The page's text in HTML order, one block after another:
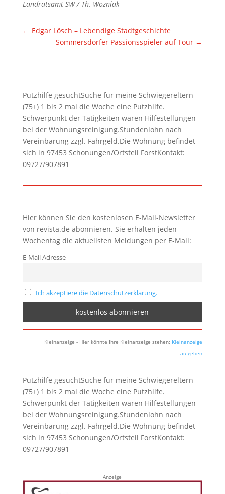
Landratsamt SW / Th. Wozniak
← Edgar Lösch – Lebendige Stadtgeschichte
Sömmersdorfer Passionsspieler auf Tour →
Putzhilfe gesuchtSuche für meine Schwiegereltern
(75+) 1 bis 2 mal die Woche eine Putzhilfe.
Schwerpunkt der Tätigkeiten wären Hilfestellungen
bei der Wohnungsreinigung.Stundenlohn nach
Vereinbarung zzgl. Fahrgeld.Die Wohnung befindet
sich in 97453 Schonungen/Ortsteil ForstKontakt:
09727/907891
Hier können Sie den kostenlosen E-Mail-Newsletter
von revista.de abonnieren. Sie erhalten jeden
Wochentag die aktuellsten Meldungen per E-Mail:
E-Mail Adresse
Ich akzeptiere die Datenschutzerklärung.
Kleinanzeige - Hier könnte Ihre Kleinanzeige stehen: Kleinanzeige
aufgeben
Putzhilfe gesuchtSuche für meine Schwiegereltern
(75+) 1 bis 2 mal die Woche eine Putzhilfe.
Schwerpunkt der Tätigkeiten wären Hilfestellungen
bei der Wohnungsreinigung.Stundenlohn nach
Vereinbarung zzgl. Fahrgeld.Die Wohnung befindet
sich in 97453 Schonungen/Ortsteil ForstKontakt:
09727/907891
Anzeige